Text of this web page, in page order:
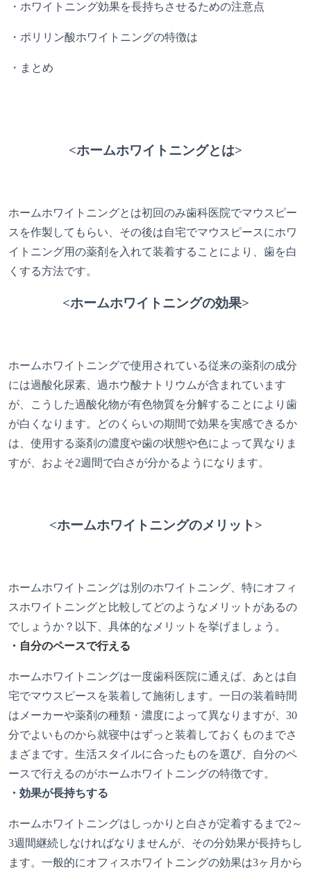
・ホワイトニング効果を長持ちさせるための注意点
・ポリリン酸ホワイトニングの特徴は
・まとめ
<ホームホワイトニングとは>
ホームホワイトニングとは初回のみ歯科医院でマウスピー
スを作製してもらい、その後は自宅でマウスピースにホワ
イトニング用の薬剤を入れて装着することにより、歯を白
くする方法です。
<ホームホワイトニングの効果>
ホームホワイトニングで使用されている従来の薬剤の成分
には過酸化尿素、過ホウ酸ナトリウムが含まれています
が、こうした過酸化物が有色物質を分解することにより歯
が白くなります。どのくらいの期間で効果を実感できるか
は、使用する薬剤の濃度や歯の状態や色によって異なりま
すが、およそ2週間で白さが分かるようになります。
<ホームホワイトニングのメリット>
ホームホワイトニングは別のホワイトニング、特にオフィ
スホワイトニングと比較してどのようなメリットがあるの
でしょうか？以下、具体的なメリットを挙げましょう。
・自分のペースで行える
ホームホワイトニングは一度歯科医院に通えば、あとは自
宅でマウスピースを装着して施術します。一日の装着時間
はメーカーや薬剤の種類・濃度によって異なりますが、30
分でよいものから就寝中はずっと装着しておくものまでさ
まざまです。生活スタイルに合ったものを選び、自分のペ
ースで行えるのがホームホワイトニングの特徴です。
・効果が長持ちする
ホームホワイトニングはしっかりと白さが定着するまで2～
3週間継続しなければなりませんが、その分効果が長持ちし
ます。一般的にオフィスホワイトニングの効果は3ヶ月から